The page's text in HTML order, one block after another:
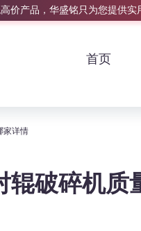
价产品，华盛铭只为您提供实
首页
家详情
辊破碎机质